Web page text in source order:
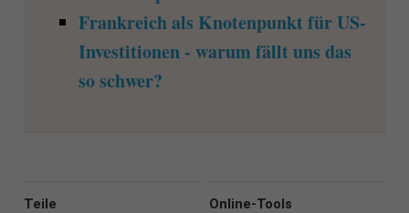
Frankreich als Knotenpunkt für US-
Investitionen - warum fällt uns das
so schwer?
Online-Tools
Teile